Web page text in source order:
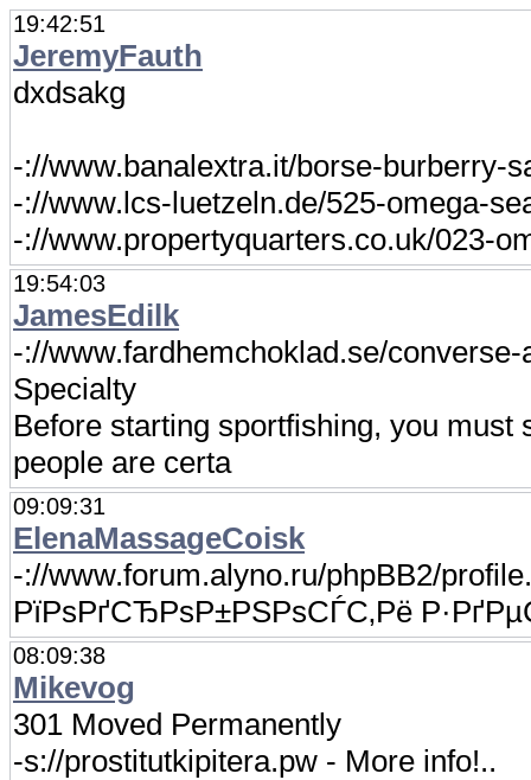
19:42:51
JeremyFauth
dxdsakg
-://www.banalextra.it/borse-burberry-
-://www.lcs-luetzeln.de/525-omega-
-://www.propertyquarters.co.uk/023-
19:54:03
JamesEdilk
-://www.fardhemchoklad.se/
Specialty
Before starting sportfishing, you
people are certa
09:09:31
ElenaMassageCoisk
-://www.forum.alyno.ru/phpBB2/
РїРѕРґСЂРѕР±РЅРѕСЃС‚Рё
08:09:38
Mikevog
301 Moved Permanently
-s://prostitutkipitera.pw - More info!..